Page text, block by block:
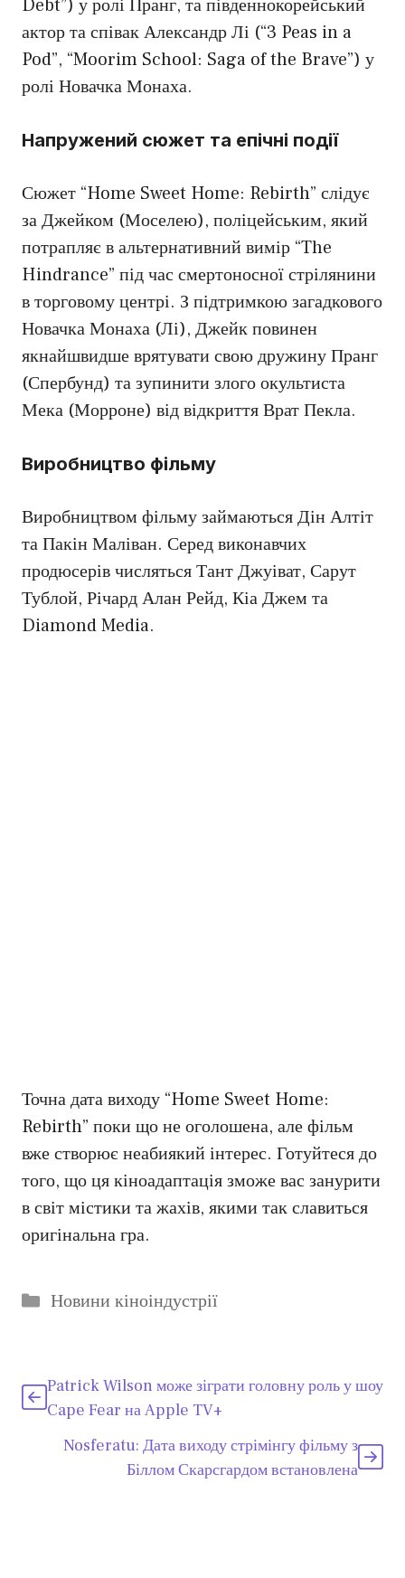
Debt”) у ролі Пранг, та південнокорейський
актор та співак Александр Лі (“3 Peas in a
Pod”, “Moorim School: Saga of the Brave”) у
ролі Новачка Монаха.
Напружений сюжет та епічні події
Сюжет “Home Sweet Home: Rebirth” слідує
за Джейком (Моселею), поліцейським, який
потрапляє в альтернативний вимір “The
Hindrance” під час смертоносної стрілянини
в торговому центрі. З підтримкою загадкового
Новачка Монаха (Лі), Джейк повинен
якнайшвидше врятувати свою дружину Пранг
(Спербунд) та зупинити злого окультиста
Мека (Морроне) від відкриття Врат Пекла.
Виробництво фільму
Виробництвом фільму займаються Дін Алтіт
та Пакін Маліван. Серед виконавчих
продюсерів числяться Тант Джуіват, Сарут
Тублой, Річард Алан Рейд, Кіа Джем та
Diamond Media.
Точна дата виходу “Home Sweet Home:
Rebirth” поки що не оголошена, але фільм
вже створює неабиякий інтерес. Готуйтеся до
того, що ця кіноадаптація зможе вас занурити
в світ містики та жахів, якими так славиться
оригінальна гра.
Категорії
Новини кіноіндустрії
Patrick Wilson може зіграти головну роль у шоу
Cape Fear на Apple TV+
Nosferatu: Дата виходу стрімінгу фільму з
Біллом Скарсгардом встановлена